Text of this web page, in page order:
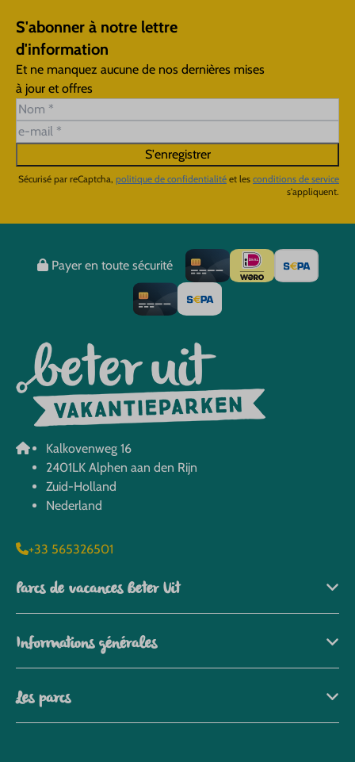
S'abonner à notre lettre
d'information
Et ne manquez aucune de nos dernières mises
à jour et offres
S'enregistrer
Sécurisé par reCaptcha, politique de confidentialité et les conditions de service
s'appliquent.
Payer en toute sécurité
Kalkovenweg 16
2401LK Alphen aan den Rijn
Zuid-Holland
Nederland
+33 565326501
Parcs de vacances Beter Uit
Informations générales
Les parcs